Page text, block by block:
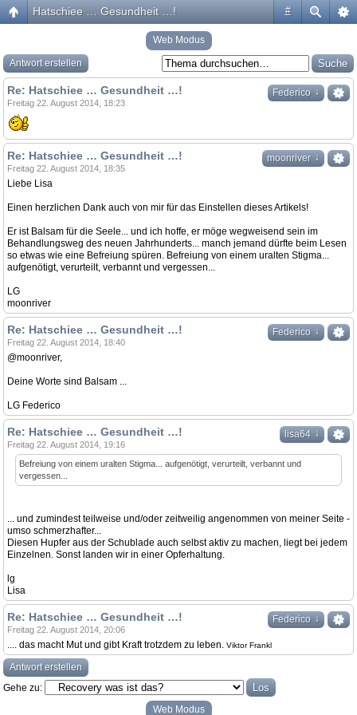
#
Hatschiee … Gesundheit …!
Web Modus
Antwort erstellen
Federico ↓
Re: Hatschiee … Gesundheit …!
Freitag 22. August 2014, 18:23
moonriver ↓
Re: Hatschiee … Gesundheit …!
Freitag 22. August 2014, 18:35
Liebe Lisa
Einen herzlichen Dank auch von mir für das Einstellen dieses Artikels!
Er ist Balsam für die Seele... und ich hoffe, er möge wegweisend sein im
Behandlungsweg des neuen Jahrhunderts... manch jemand dürfte beim Lesen
so etwas wie eine Befreiung spüren. Befreiung von einem uralten Stigma...
aufgenötigt, verurteilt, verbannt und vergessen...
LG
moonriver
Federico ↓
Re: Hatschiee … Gesundheit …!
Freitag 22. August 2014, 18:40
@moonriver,
Deine Worte sind Balsam ...
LG Federico
lisa64 ↓
Re: Hatschiee … Gesundheit …!
Freitag 22. August 2014, 19:16
Befreiung von einem uralten Stigma... aufgenötigt, verurteilt, verbannt und
vergessen...
... und zumindest teilweise und/oder zeitweilig angenommen von meiner Seite -
umso schmerzhafter...
Diesen Hupfer aus der Schublade auch selbst aktiv zu machen, liegt bei jedem
Einzelnen. Sonst landen wir in einer Opferhaltung.
lg
Lisa
Federico ↓
Re: Hatschiee … Gesundheit …!
Freitag 22. August 2014, 20:06
.... das macht Mut und gibt Kraft trotzdem zu leben. Viktor Frankl
Antwort erstellen
Gehe zu:
Web Modus